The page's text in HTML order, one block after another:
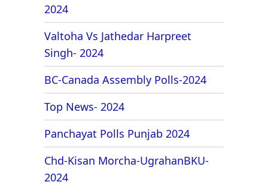
2024
Valtoha Vs Jathedar Harpreet
Singh- 2024
BC-Canada Assembly Polls-2024
Top News- 2024
Panchayat Polls Punjab 2024
Chd-Kisan Morcha-UgrahanBKU-
2024